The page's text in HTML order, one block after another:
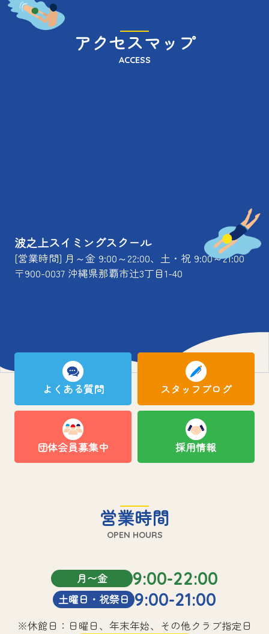
アクセスマップ
ACCESS
波之上スイミングスクール
[営業時間] 月～金 9:00～22:00、土・祝 9:00～21:00
〒900-0037 沖縄県那覇市辻3丁目1-40
よくある質問 スタッフブログ
団体会員募集中 採用情報
営業時間
OPEN HOURS
月〜金 9:00-22:00
土曜日・祝祭日 9:00-21:00
※休館日：日曜日、年末年始、その他クラブ指定日